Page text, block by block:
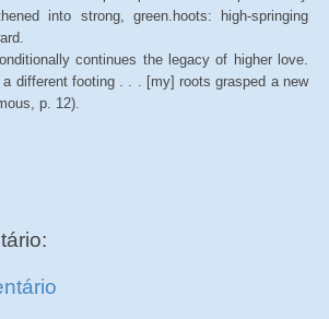
into strong, green.hoots: high-springing
continues the legacy of higher love.
different footing . . . [my] roots grasped a new
p. 12).